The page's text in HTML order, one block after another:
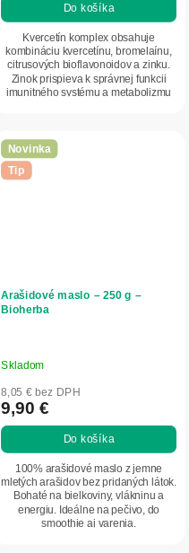
Do košíka
Kvercetín komplex obsahuje
kombináciu kvercetínu, bromelaínu,
citrusových bioflavonoidov a zinku.
Zinok prispieva k správnej funkcii
imunitného systému a metabolizmu
Novinka
Tip
Arašidové maslo – 250 g –
Bioherba
Skladom
8,05 € bez DPH
9,90 €
Do košíka
100% arašidové maslo z jemne
mletých arašidov bez pridaných látok.
Bohaté na bielkoviny, vlákninu a
energiu. Ideálne na pečivo, do
smoothie aj varenia.